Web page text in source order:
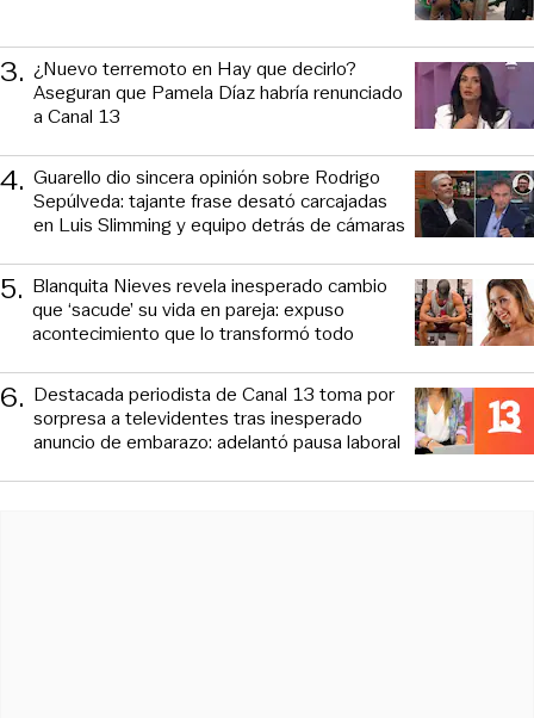
3. ¿Nuevo terremoto en Hay que decirlo?
Aseguran que Pamela Díaz habría renunciado
a Canal 13
4. Guarello dio sincera opinión sobre Rodrigo
Sepúlveda: tajante frase desató carcajadas
en Luis Slimming y equipo detrás de cámaras
5. Blanquita Nieves revela inesperado cambio
que ‘sacude’ su vida en pareja: expuso
acontecimiento que lo transformó todo
6. Destacada periodista de Canal 13 toma por
sorpresa a televidentes tras inesperado
anuncio de embarazo: adelantó pausa laboral